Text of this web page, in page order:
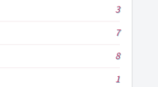
3
7
8
1